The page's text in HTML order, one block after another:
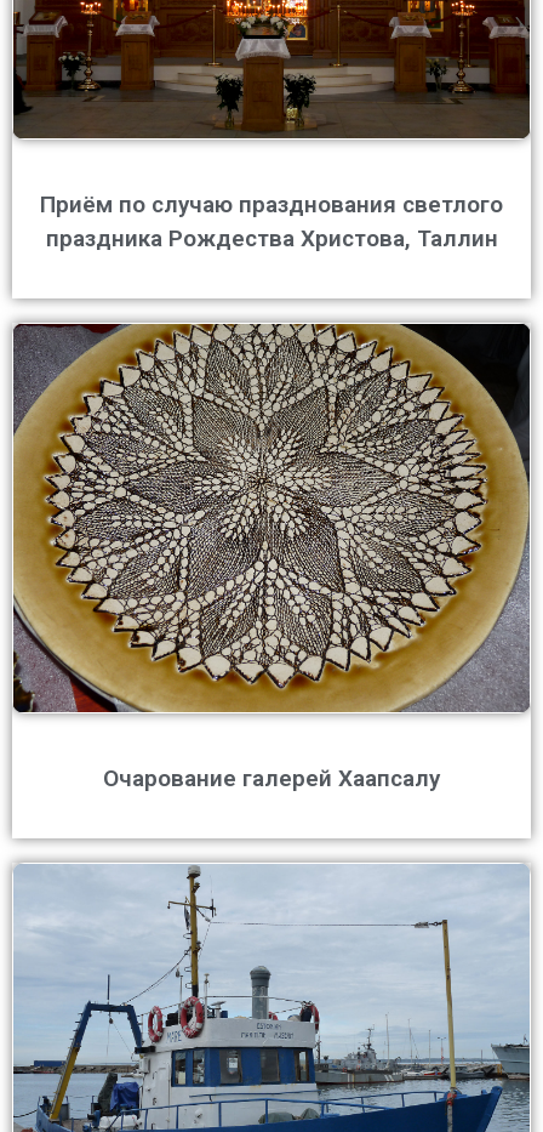
Приём по случаю празднования светлого
праздника Рождества Христова, Таллин
Очарование галерей Хаапсалу